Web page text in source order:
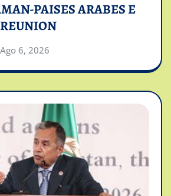
PAISES ARABES E
Ago 6, 2026